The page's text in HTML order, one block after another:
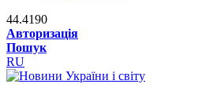
44.4190
Авторизація
Пошук
RU